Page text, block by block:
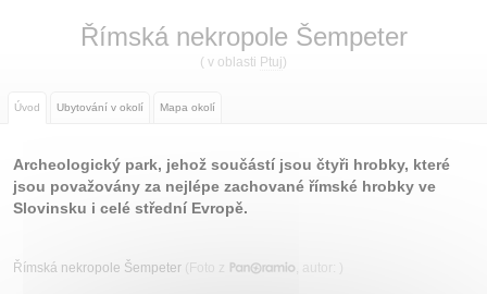
Slevy a Last Minute
Partneři
Tištěné katalogy
Kontakt
Římská nekropole Šempeter
( v oblasti Ptuj)
Úvod Ubytování v okolí Mapa okolí
Archeologický park, jehož součástí jsou čtyři hrobky, které
jsou považovány za nejlépe zachované římské hrobky ve
Slovinsku i celé střední Evropě.
Římská nekropole Šempeter (Foto z , autor: )